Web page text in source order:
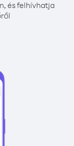
és felhívhatja